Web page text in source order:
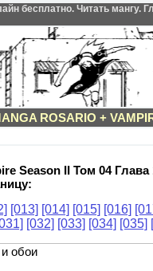
бесплатно. Читать мангу.
ROSARIO +
Season II Том 04 Глава
[013] [014] [015] [016]
[032] [033] [034] [035]